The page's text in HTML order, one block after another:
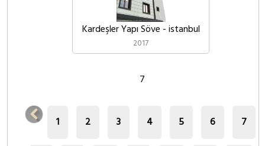
Kardeşler Yapı Söve - istanbul
2017
7
1 2 3 4 5 6 7